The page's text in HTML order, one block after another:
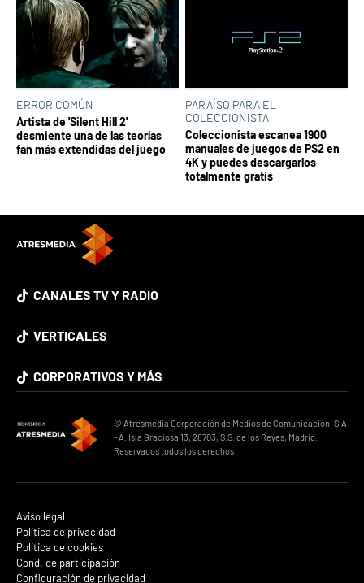
ERROR COMÚN
Artista de 'Silent Hill 2'
desmiente una de las teorías
fan más extendidas del juego
PARAÍSO PARA EL
COLECCIONISTA
Coleccionista escanea 1900
manuales de juegos de PS2 en
4K y puedes descargarlos
totalmente gratis
CANALES TV Y RADIO
VERTICALES
CORPORATIVOS Y MÁS
© Atresmedia Corporación de Medios de Comunicación, S.A
- A. Isla Graciosa 13, 28703, S.S. de los Reyes, Madrid.
Reservados todos los derechos
Aviso legal
Política de privacidad
Política de cookies
Cond. de participación
Configuración de privacidad